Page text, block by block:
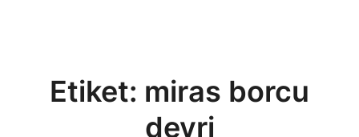
Etiket: miras borcu
devri